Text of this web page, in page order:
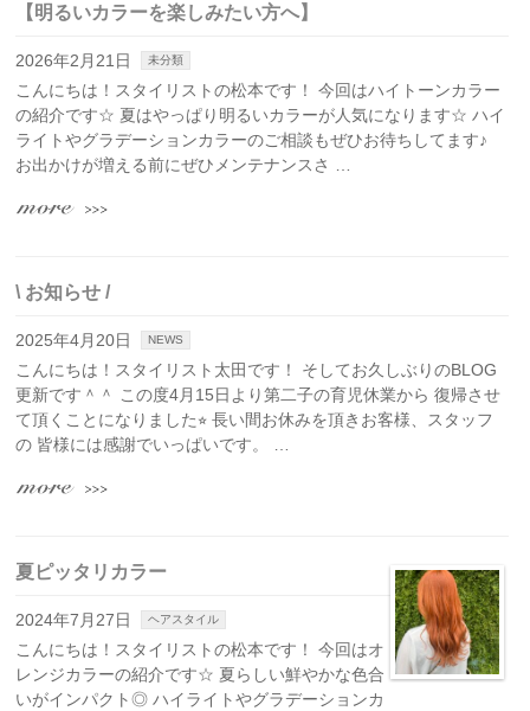
【明るいカラーを楽しみたい方へ】
2026年2月21日 未分類
こんにちは！スタイリストの松本です！ 今回はハイトーンカラー
の紹介です☆ 夏はやっぱり明るいカラーが人気になります☆ ハイ
ライトやグラデーションカラーのご相談もぜひお待ちしてます♪
お出かけが増える前にぜひメンテナンスさ …
\ お知らせ /
2025年4月20日 NEWS
こんにちは！スタイリスト太田です！ そしてお久しぶりのBLOG
更新です＾＾ この度4月15日より第二子の育児休業から 復帰させ
て頂くことになりました⭐︎ 長い間お休みを頂きお客様、スタッフ
の 皆様には感謝でいっぱいです。 …
夏ピッタリカラー
2024年7月27日 ヘアスタイル
こんにちは！スタイリストの松本です！ 今回はオ
レンジカラーの紹介です☆ 夏らしい鮮やかな色合
いがインパクト◎ ハイライトやグラデーションカ